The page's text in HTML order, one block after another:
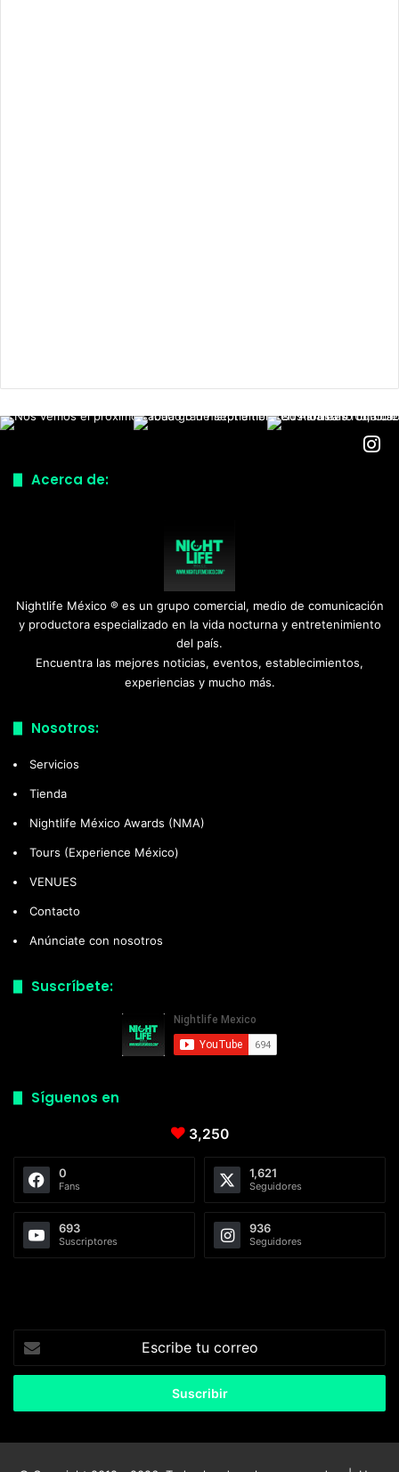
Acerca de:
Nightlife México ® es un grupo comercial, medio de comunicación
y productora especializado en la vida nocturna y entretenimiento
del país.
Encuentra las mejores noticias, eventos, establecimientos,
experiencias y mucho más.
Nosotros:
Servicios
Tienda
Nightlife México Awards (NMA)
Tours (Experience México)
VENUES
Contacto
Anúnciate con nosotros
Suscríbete:
Síguenos en
3,250
0
Fans
1,621
Seguidores
693
Suscriptores
936
Seguidores
tu
correo